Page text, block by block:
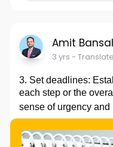
Amit Bansal
3 yrs - Translate
3. Set deadlines:
each step or the
sense of urgency